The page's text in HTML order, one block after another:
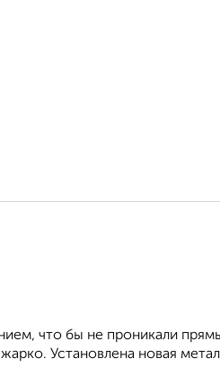
что бы не проникали
Установлена новая